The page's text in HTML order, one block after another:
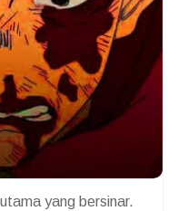
yang bersinar.